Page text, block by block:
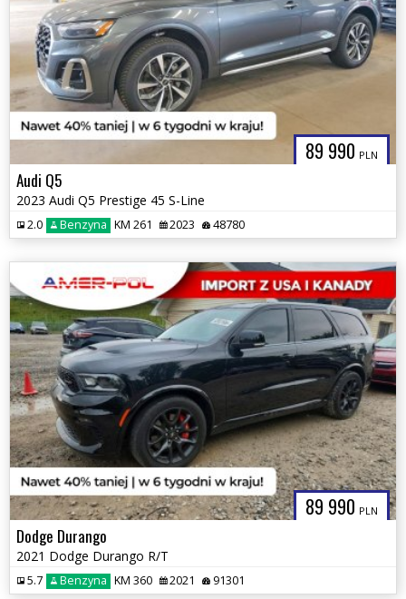
89 990 PLN
Audi Q5
2023 Audi Q5 Prestige 45 S-Line
2.0 Benzyna KM 261 2023 48780
89 990 PLN
Dodge Durango
2021 Dodge Durango R/T
5.7 Benzyna KM 360 2021 91301